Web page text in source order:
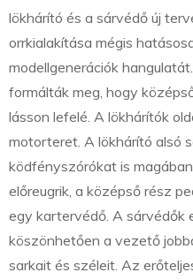
lökhárító és a sárvédő új
orrkialakítása mégis
modellgenerációk
formálták meg, hogy
lásson lefelé. A lökhárítók
motorteret. A lökhárító alsó
ködfényszórókat is
előreugrik, a középső rész
egy kartervédő. A sárvédők
köszönhetően a vezető
sarkait és széleit. Az